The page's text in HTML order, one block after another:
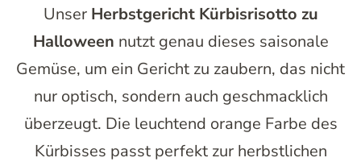
Unser Herbstgericht Kürbisrisotto zu
Halloween nutzt genau dieses saisonale
Gemüse, um ein Gericht zu zaubern, das nicht
nur optisch, sondern auch geschmacklich
überzeugt. Die leuchtend orange Farbe des
Kürbisses passt perfekt zur herbstlichen